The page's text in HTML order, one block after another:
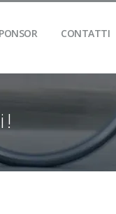
CONTATTI
!